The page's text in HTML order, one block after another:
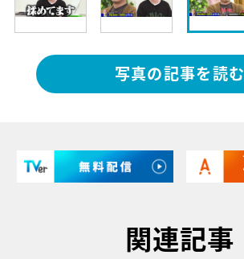
写真の記事を読む
関連記事